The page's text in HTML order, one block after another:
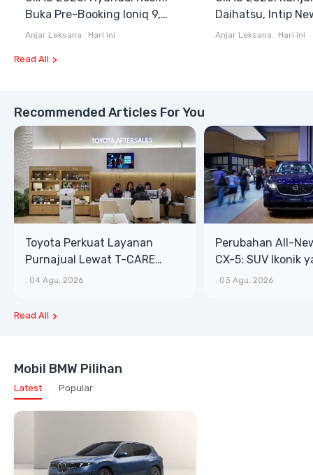
Buka Pre-Booking Ioniq 9,
Harga Mulai Rp1,49 Miliar
Anjar Leksana . Hari ini
Daihatsu, Intip
Terios SE hingga
Anjar Leksana . Hari ini
Read All
Recommended Articles For You
Toyota Perkuat Layanan
Purnajual Lewat T-CARE
XTRA, Manfaat Lebih Besar
. 04 Agu, 2026
Perubahan All-
CX-5: SUV Ikonik
Bongsor, Mewah,
. 03 Agu, 2026
Read All
Mobil BMW Pilihan
Latest Popular